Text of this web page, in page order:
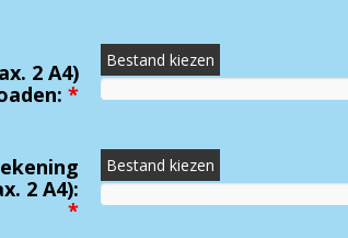
2 A4)
*
Bestand kiezen
2 A4):
*
Bestand kiezen